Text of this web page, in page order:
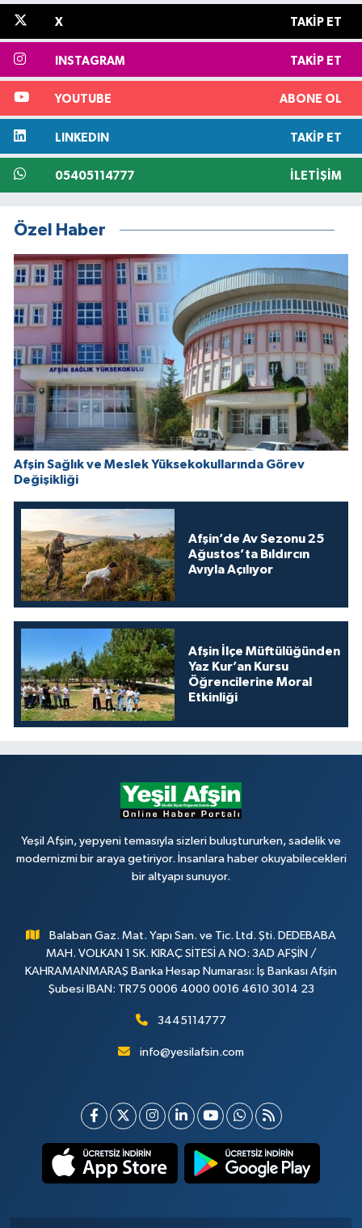
X TAKIP ET
INSTAGRAM TAKIP ET
YOUTUBE ABONE OL
LINKEDIN TAKIP ET
05405114777 İLETIŞIM
Özel Haber
Afşin Sağlık ve Meslek Yüksekokullarında Görev
Değişikliği
Afşin’de Av Sezonu 25
Ağustos’ta Bıldırcın
Avıyla Açılıyor
Afşin İlçe Müftülüğünden
Yaz Kur’an Kursu
Öğrencilerine Moral
Etkinliği
Yeşil Afşin, yepyeni temasıyla sizleri buluştururken, sadelik ve
modernizmi bir araya getiriyor. İnsanlara haber okuyabilecekleri
bir altyapı sunuyor.
Balaban Gaz. Mat. Yapı San. ve Tic. Ltd. Şti. DEDEBABA
MAH. VOLKAN 1 SK. KIRAÇ SİTESİ A NO: 3AD AFŞİN /
KAHRAMANMARAŞ Banka Hesap Numarası: İş Bankası Afşin
Şubesi IBAN: TR75 0006 4000 0016 4610 3014 23
3445114777
info@yesilafsin.com